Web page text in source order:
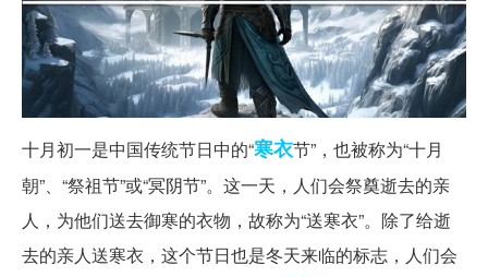
十月初一是中国传统节日中的“寒衣节”，也被称为“十月
朝”、“祭祖节”或“冥阴节”。这一天，人们会祭奠逝去的亲
人，为他们送去御寒的衣物，故称为“送寒衣”。除了给逝
去的亲人送寒衣，这个节日也是冬天来临的标志，人们会